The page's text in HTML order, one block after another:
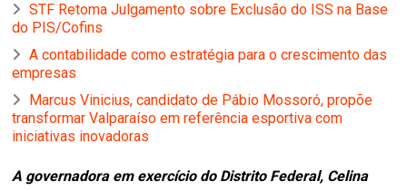
STF Retoma Julgamento sobre Exclusão do ISS na Base
do PIS/Cofins
A contabilidade como estratégia para o crescimento das
empresas
Marcus Vinicius, candidato de Pábio Mossoró, propõe
transformar Valparaíso em referência esportiva com
iniciativas inovadoras
A governadora em exercício do Distrito Federal, Celina